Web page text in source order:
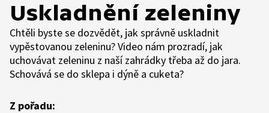
Uskladnění zeleniny
Chtěli byste se dozvědět, jak správně uskladnit
vypěstovanou zeleninu? Video nám prozradí, jak
uchovávat zeleninu z naší zahrádky třeba až do jara.
Schovává se do sklepa i dýně a cuketa?
Z pořadu: